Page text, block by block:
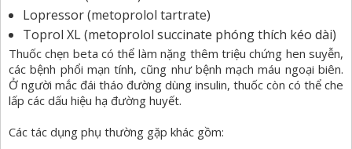
Lopressor (metoprolol tartrate)
Toprol XL (metoprolol succinate phóng thích kéo dài)
Thuốc chẹn beta có thể làm nặng thêm triệu chứng hen suyễn,
các bệnh phổi mạn tính, cũng như bệnh mạch máu ngoại biên.
Ở người mắc đái tháo đường dùng insulin, thuốc còn có thể che
lấp các dấu hiệu hạ đường huyết.
Các tác dụng phụ thường gặp khác gồm: